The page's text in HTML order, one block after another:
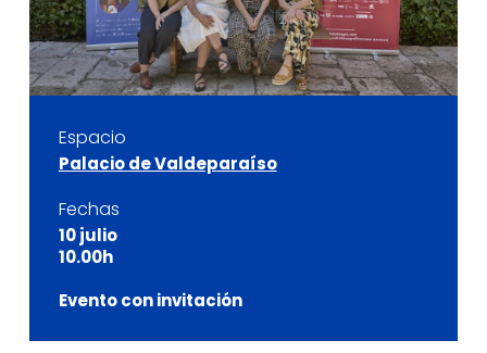
Espacio
Palacio de Valdeparaíso
Fechas
10 julio
10.00h
Evento con invitación